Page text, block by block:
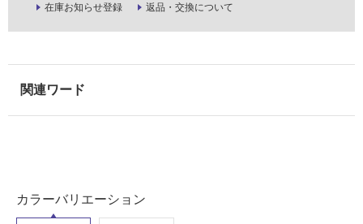
在庫お知らせ登録
返品・交換について
カラーバリエーション
能
地
以
外)